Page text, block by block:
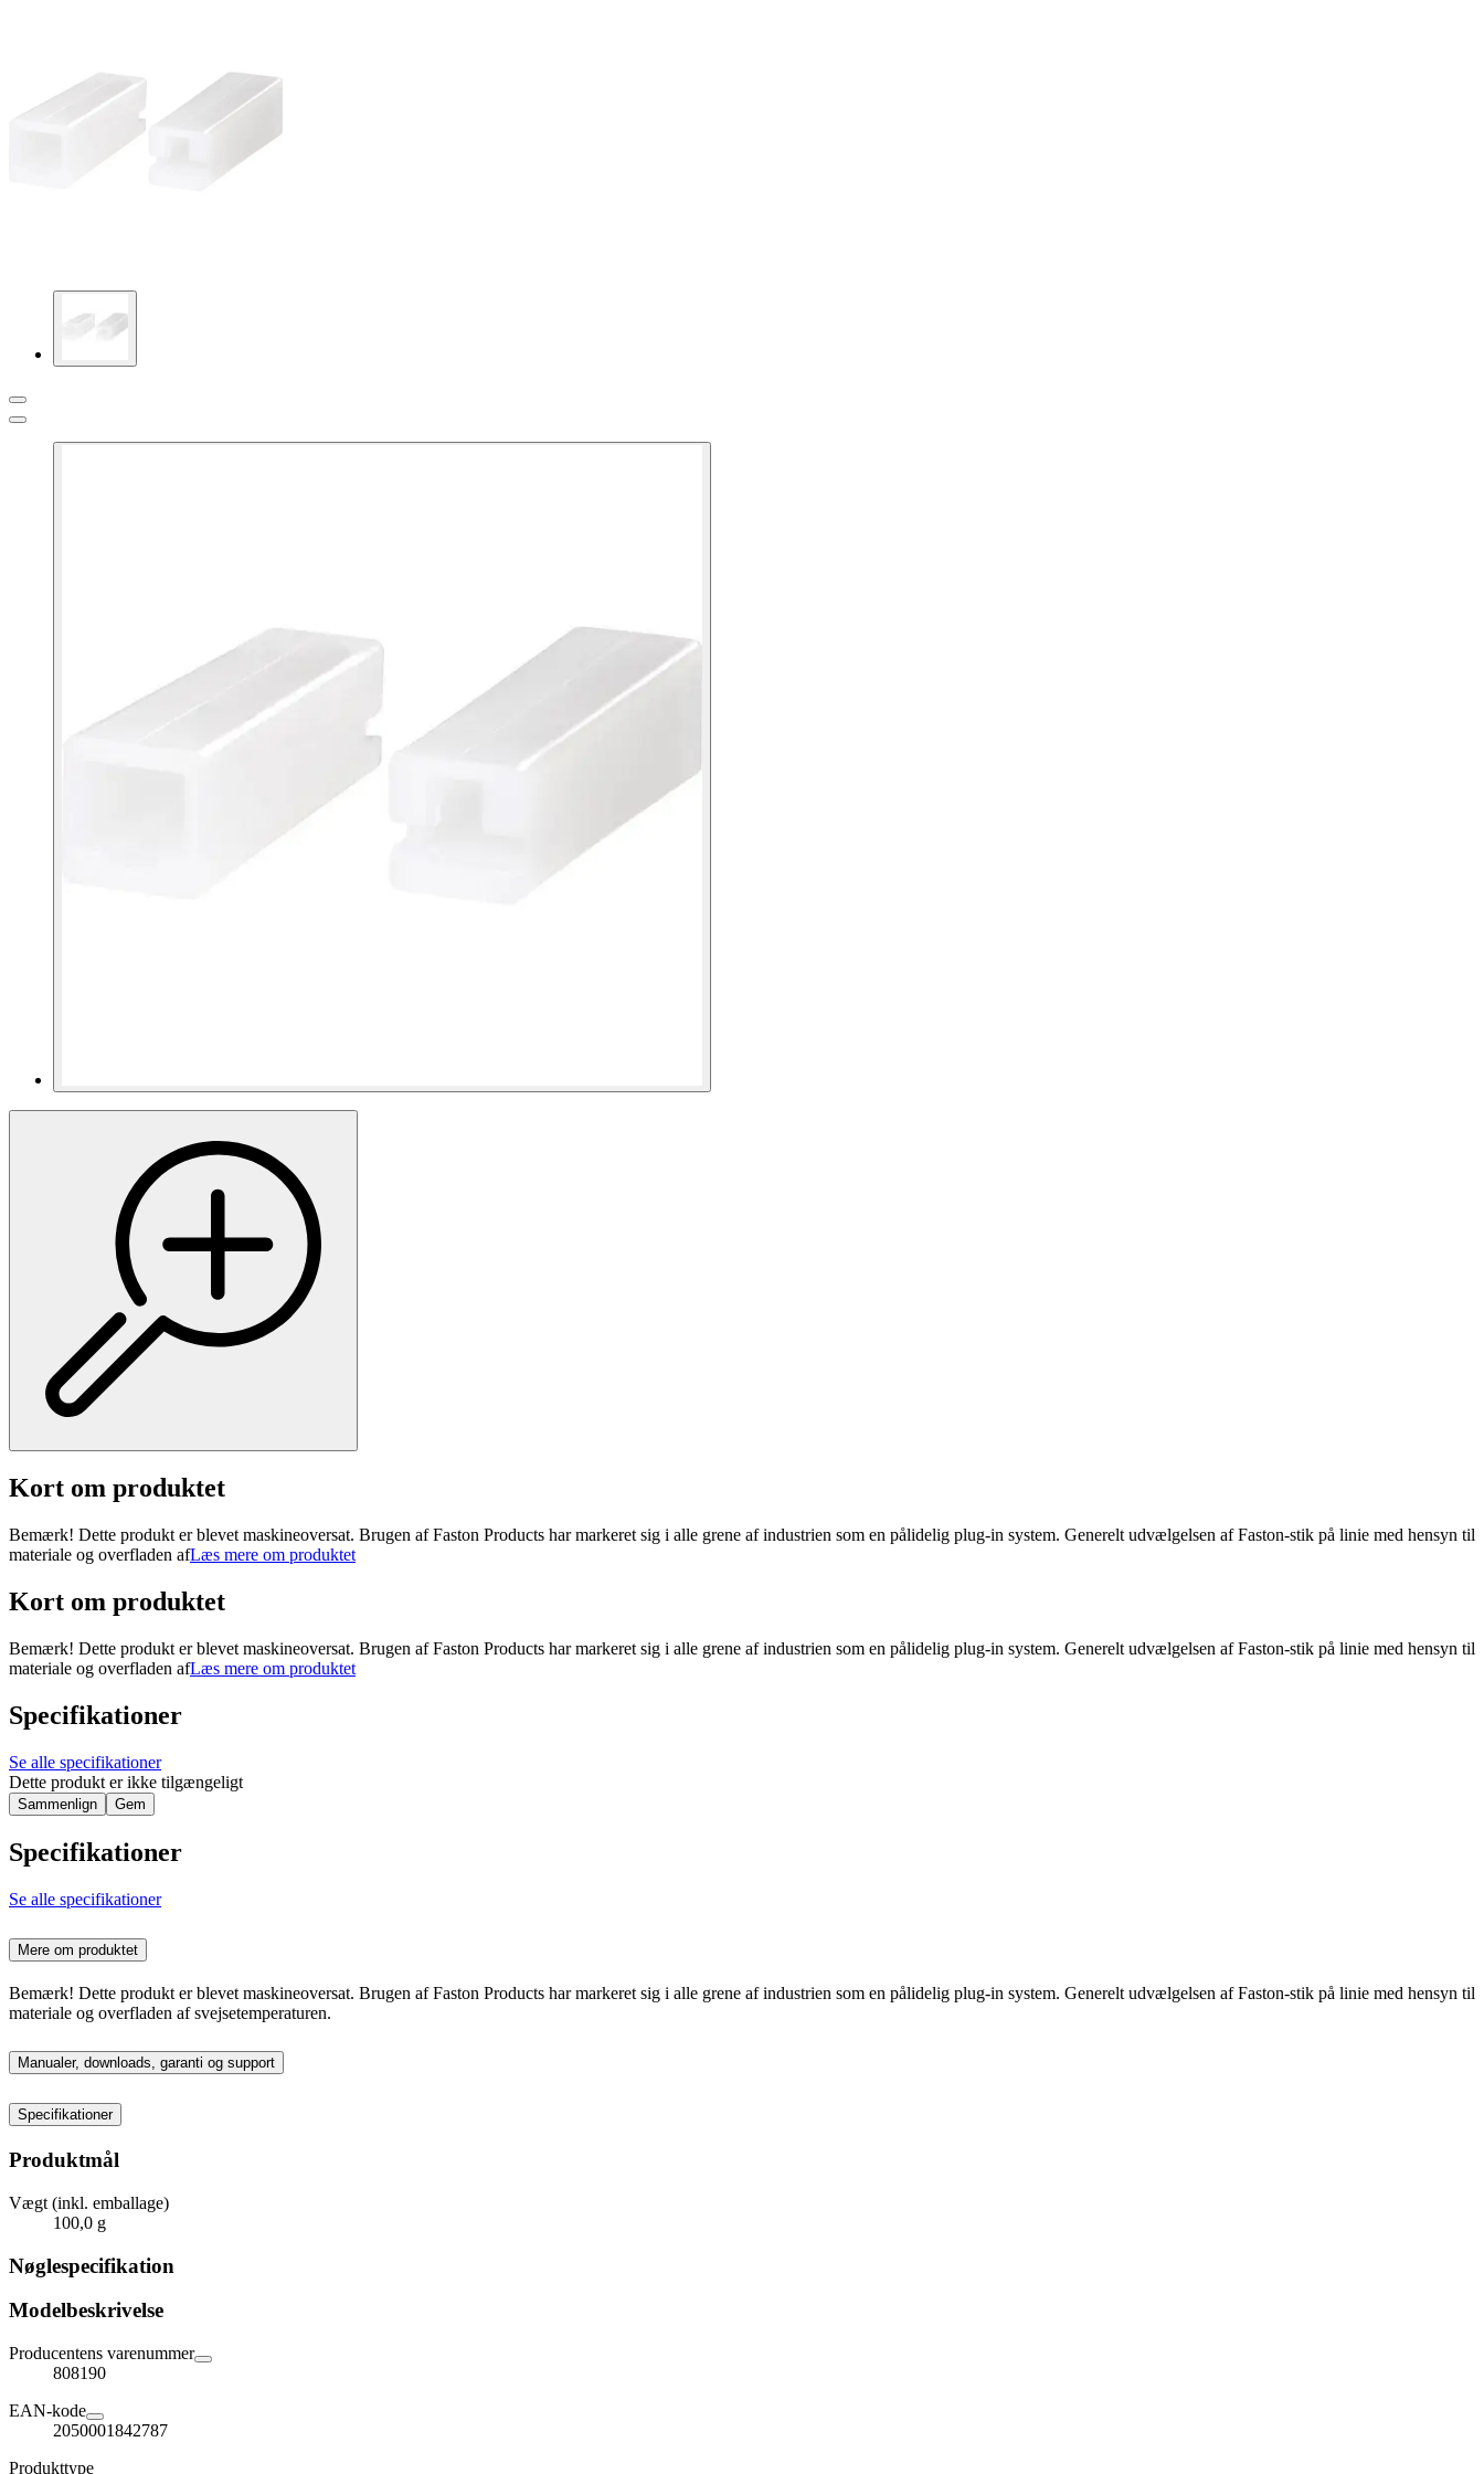
Kort om produktet
Bemærk! Dette produkt er blevet maskineoversat. Brugen af ​​Faston Products har markeret sig i alle grene af industrien som en pålidelig plug-in system. Generelt udvælgelsen af ​​Faston-stik på linie med hensyn til
materiale og overfladen afLæs mere om produktet
Kort om produktet
Bemærk! Dette produkt er blevet maskineoversat. Brugen af ​​Faston Products har markeret sig i alle grene af industrien som en pålidelig plug-in system. Generelt udvælgelsen af ​​Faston-stik på linie med hensyn til
materiale og overfladen afLæs mere om produktet
Specifikationer
Se alle specifikationer
Dette produkt er ikke tilgængeligt
Sammenlign Gem
Specifikationer
Se alle specifikationer
Mere om produktet
Bemærk! Dette produkt er blevet maskineoversat. Brugen af ​​Faston Products har markeret sig i alle grene af industrien som en pålidelig plug-in system. Generelt udvælgelsen af ​​Faston-stik på linie med hensyn til
materiale og overfladen af ​​svejsetemperaturen.
Manualer, downloads, garanti og support
Specifikationer
Produktmål
Vægt (inkl. emballage)
100,0 g
Nøglespecifikation
Modelbeskrivelse
Producentens varenummer
808190
EAN-kode
2050001842787
Produkttype